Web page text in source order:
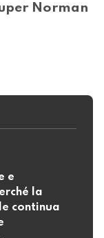
Norman
e
la
continua